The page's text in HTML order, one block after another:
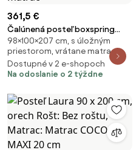
361,5 €
Čalúnená posteľ boxspring
GLORIEN VELVET 100x200 cm
modrá Matrac: Bonell pružinová
matrac
98×100×207 cm, s úložným
priestorom, vrátane matraca
Dostupné v 2 e-shopoch
Na odoslanie o 2 týždne